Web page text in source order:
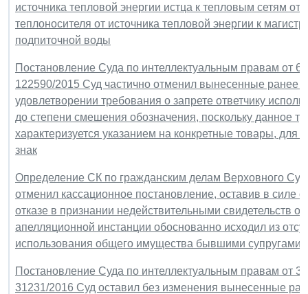
источника тепловой энергии истца к тепловым сетям
теплоносителя от источника тепловой энергии к
подпиточной воды
Постановление Суда по интеллектуальным правам от 6
122590/2015 Суд частично отменил вынесенные ранее
удовлетворении требования о запрете ответчику
до степени смешения обозначения, поскольку данное
характеризуется указанием на конкретные товары,
знак
Определение СК по гражданским делам Верховного
отменил кассационное постановление, оставив в силе
отказе в признании недействительными свидетельств о
апелляционной инстанции обоснованно исходил из
использования общего имущества бывшими супругами
Постановление Суда по интеллектуальным правам от 3
31231/2016 Суд оставил без изменения вынесенные